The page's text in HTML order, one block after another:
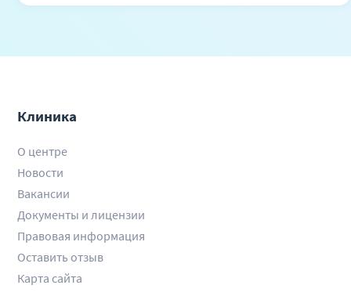
Клиника
О центре
Новости
Вакансии
Документы и лицензии
Правовая информация
Оставить отзыв
Карта сайта